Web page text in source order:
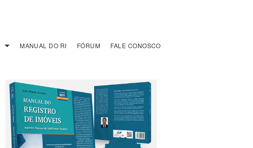
MANUAL DO RI FÓRUM FALE CONOSCO